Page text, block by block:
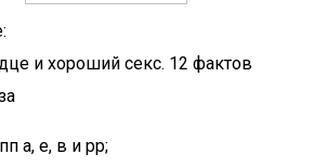
и хороший секс. 12 фактов
а, е, в и рр;